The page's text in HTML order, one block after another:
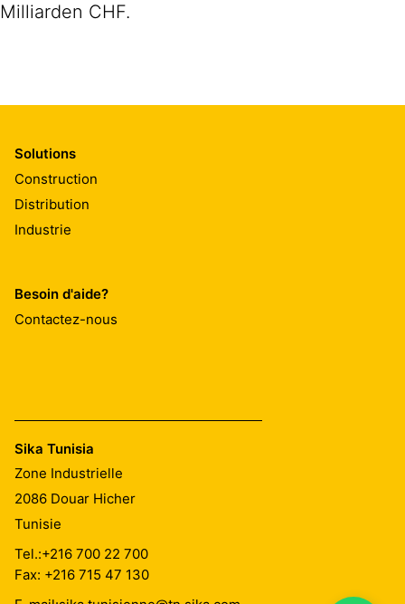
Milliarden CHF.
Solutions
Construction
Distribution
Industrie
Besoin d'aide?
Contactez-nous
Sika Tunisia
Zone Industrielle
2086 Douar Hicher
Tunisie
Tel.:+216 700 22 700
Fax: +216 715 47 130